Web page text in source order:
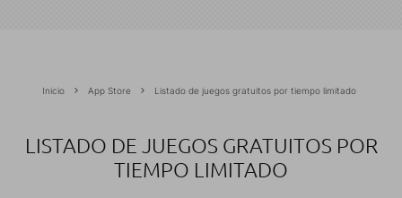
Inicio App Store Listado de juegos gratuitos por tiempo limitado
LISTADO DE JUEGOS GRATUITOS POR
TIEMPO LIMITADO